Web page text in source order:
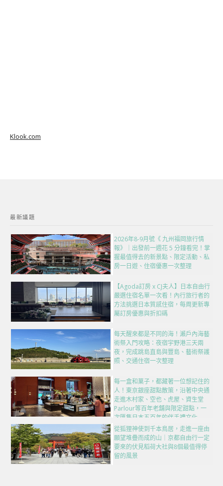
Klook.com
最新議題
2026年8-9月號《 九州福岡旅行情
報》｜出發前一週花 5 分鐘看完！掌
握最值得去的新景點、限定活動、私
房一日遊、住宿優惠一次整理
【Agoda訂房 x CJ夫人】日本自由行
嚴選住宿名單一次看！內行旅行者的
方法挑選日本質感住宿，每周更新專
屬訂房優惠與折扣碼
每天醒來都是不同的海！瀨戶內海藝
術祭入門攻略：夜宿宇野港三天兩
夜，完成跳島直島與豐島、藝術祭護
照、交通住宿一次整理
每一盒和菓子，都藏著一位想記住的
人！東京銀座甜點散策，沿著中央通
走進木村家、空也、虎屋、資生堂
Parlour等百年老舖與限定甜點，一
次匯集日本五百年的伴手禮文化
從狐狸神使到千本鳥居，走進一座由
願望堆疊而成的山｜京都自由行一定
要來的伏見稻荷大社與8個最值得停
留的風景